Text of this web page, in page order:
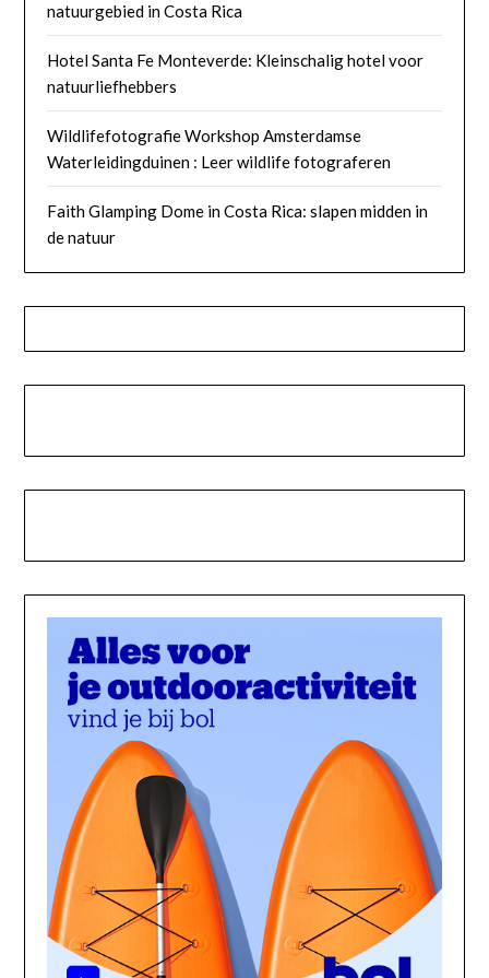
natuurgebied in Costa Rica
Hotel Santa Fe Monteverde: Kleinschalig hotel voor
natuurliefhebbers
Wildlifefotografie Workshop Amsterdamse
Waterleidingduinen : Leer wildlife fotograferen
Faith Glamping Dome in Costa Rica: slapen midden in
de natuur